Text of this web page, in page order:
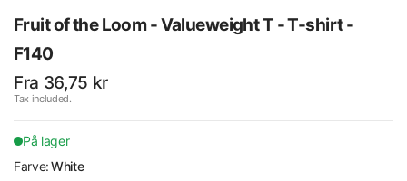
Fruit of the Loom - Valueweight T - T-shirt -
F140
Fra 36,75 kr
Tax included.
På lager
Farve:White